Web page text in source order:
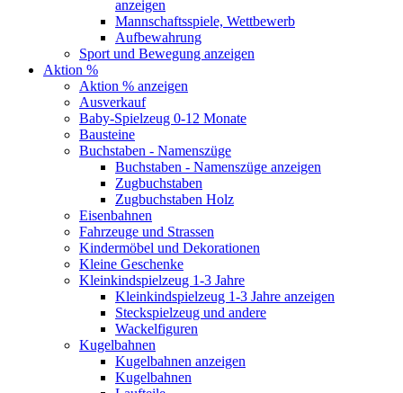
anzeigen
Mannschaftsspiele, Wettbewerb
Aufbewahrung
Sport und Bewegung anzeigen
Aktion %
Aktion % anzeigen
Ausverkauf
Baby-Spielzeug 0-12 Monate
Bausteine
Buchstaben - Namenszüge
Buchstaben - Namenszüge anzeigen
Zugbuchstaben
Zugbuchstaben Holz
Eisenbahnen
Fahrzeuge und Strassen
Kindermöbel und Dekorationen
Kleine Geschenke
Kleinkindspielzeug 1-3 Jahre
Kleinkindspielzeug 1-3 Jahre anzeigen
Steckspielzeug und andere
Wackelfiguren
Kugelbahnen
Kugelbahnen anzeigen
Kugelbahnen